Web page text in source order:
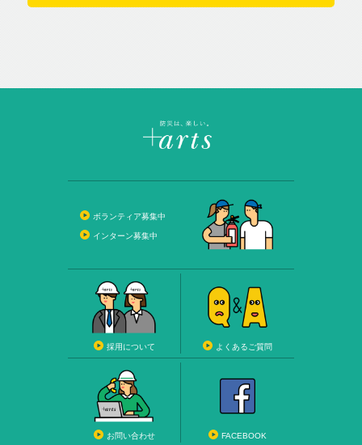
ボランティア募集中
インターン募集中
採用について よくあるご質問
お問い合わせ FACEBOOK